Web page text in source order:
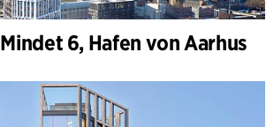
Mindet 6, Hafen von Aarhus